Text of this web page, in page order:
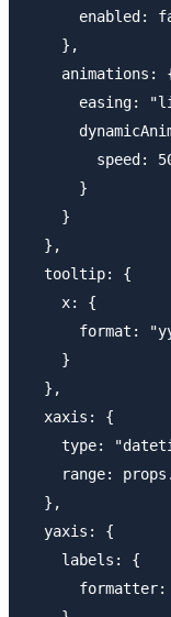
enabled:
    },
animations:
easing:
speed:
      }
    }
  },
  tooltip: {
    x: {
format:
    }
  },
  xaxis: {
type:
range:
  },
  yaxis: {
    labels: {